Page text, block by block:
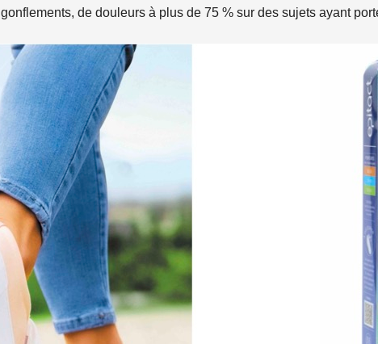
de douleurs à plus de 75 % sur des sujets ayant